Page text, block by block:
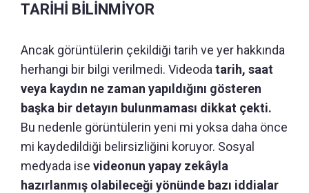
TARİHİ BİLİNMİYOR
Ancak görüntülerin çekildiği tarih ve yer hakkında
herhangi bir bilgi verilmedi. Videoda tarih, saat
veya kaydın ne zaman yapıldığını gösteren
başka bir detayın bulunmaması dikkat çekti.
Bu nedenle görüntülerin yeni mi yoksa daha önce
mi kaydedildiği belirsizliğini koruyor. Sosyal
medyada ise videonun yapay zekâyla
hazırlanmış olabileceği yönünde bazı iddialar